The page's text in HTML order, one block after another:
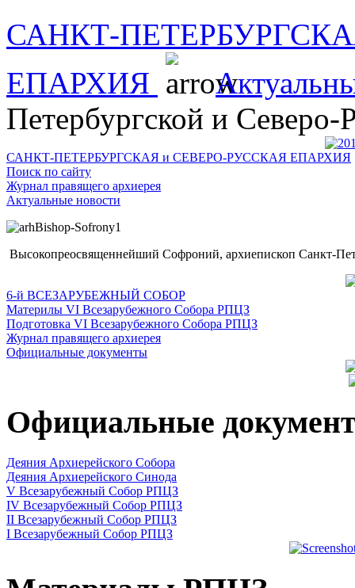
САНКТ-
ЕПАРХИЯ
Петербургской и Северо-
САНКТ-ПЕТЕРБУРГСКАЯ и СЕВЕРО-РУССКАЯ ЕПАРХИЯ
Поиск по сайту
Журнал правящего архиерея
Актуальные новости
Высокопреосвященнейший Софроний, архиепископ Санкт-
6-й ВСЕЗАРУБЕЖНЫЙ СОБОР
Материлы VI Всезарубежного Собора РПЦЗ
Подготовка VI Всезарубежного Собора РПЦЗ
Журнал правящего архиерея
Официальные документы
Официальные
Деяния Архиерейского Собора
Деяния Архиерейского Синода
V Всезарубежный Собор РПЦЗ
IV Всезарубежный Собор РПЦЗ
II Всезарубежный Собор РПЦЗ
I Всезарубежный Собор РПЦЗ